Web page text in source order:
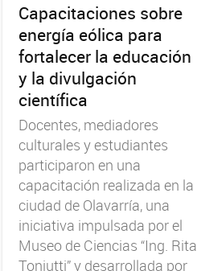
Capacitaciones sobre
energía eólica para
fortalecer la educación
y la divulgación
científica
Docentes, mediadores
culturales y estudiantes
participaron en una
capacitación realizada en la
ciudad de Olavarría, una
iniciativa impulsada por el
Museo de Ciencias “Ing. Rita
Toniutti” y desarrollada por